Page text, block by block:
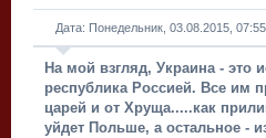
Дата: Понедельник, 03.08.2015,
На мой взгляд, Украина - это
республика Россией. Все им
царей и от Хруща.....как
уйдет Польше, а остальное -